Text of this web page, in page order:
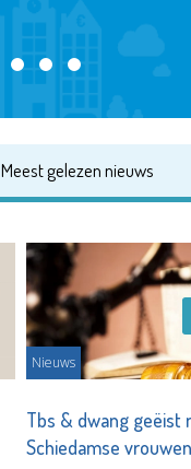
Meest gelezen nieuws
Nieuws
Tbs & dwang geëist
Schiedamse